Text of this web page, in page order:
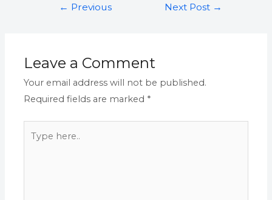
← Previous
Next Post →
Leave a Comment
Your email address will not be published.
Required fields are marked *
here..